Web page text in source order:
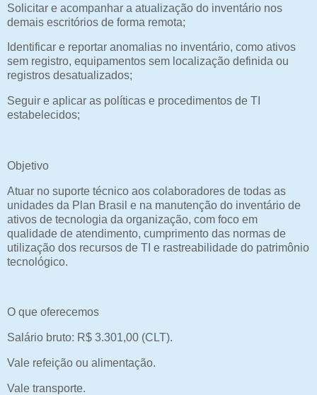
Solicitar e acompanhar a atualização do inventário nos
demais escritórios de forma remota;
Identificar e reportar anomalias no inventário, como ativos
sem registro, equipamentos sem localização definida ou
registros desatualizados;
Seguir e aplicar as políticas e procedimentos de TI
estabelecidos;
Objetivo
Atuar no suporte técnico aos colaboradores de todas as
unidades da Plan Brasil e na manutenção do inventário de
ativos de tecnologia da organização, com foco em
qualidade de atendimento, cumprimento das normas de
utilização dos recursos de TI e rastreabilidade do patrimônio
tecnológico.
O que oferecemos
Salário bruto: R$ 3.301,00 (CLT).
Vale refeição ou alimentação.
Vale transporte.